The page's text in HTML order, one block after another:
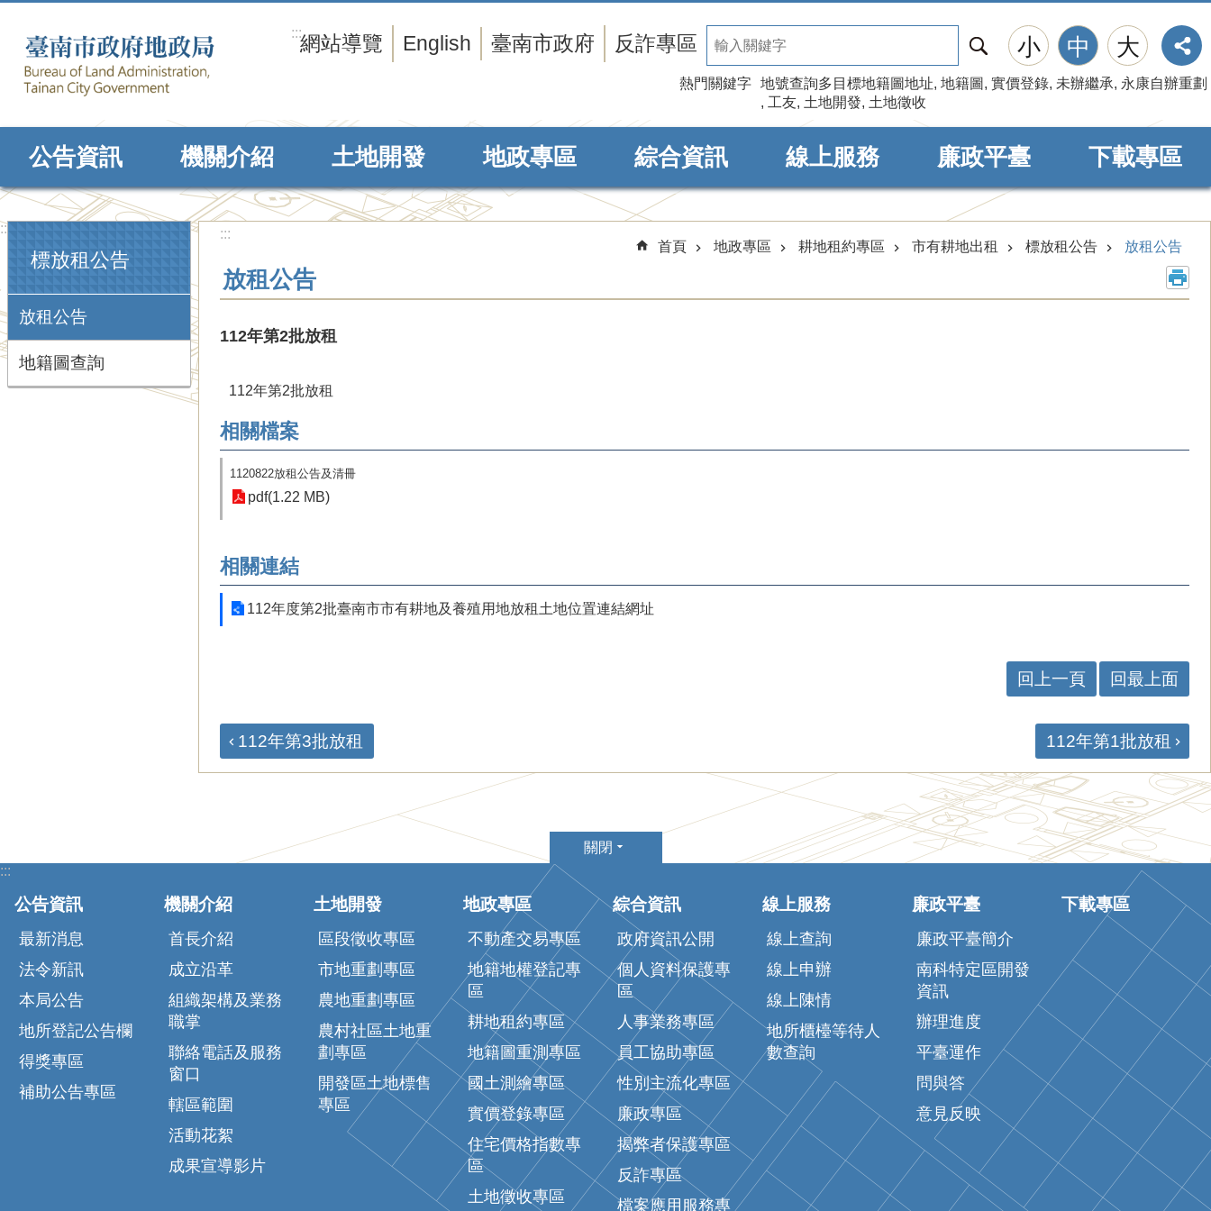
:::網站導覽 English 臺南市政府 反詐專區
尋
熱門關鍵字 地號查詢多目標地籍圖地址 地籍圖 實價登錄 未辦繼承 永康自辦重劃
工友 土地開發 土地徵收
小 中 大
公告資訊 機關介紹 土地開發 地政專區 綜合資訊 線上服務 廉政平臺 下載專區
:::
標放租公告
放租公告
地籍圖查詢
:::
首頁
地政專區 耕地租約專區 市有耕地出租 標放租公告 放租公告
放租公告
112年第2批放租
112年第2批放租
相關檔案
1120822放租公告及清冊
pdf(1.22 MB)
相關連結
​112年度第2批臺南市市有耕地及養殖用地放租土地位置連結網址
回上一頁 回最上面
112年第3批放租 112年第1批放租
關閉
:::
公告資訊
最新消息
法令新訊
本局公告
地所登記公告欄
得獎專區
補助公告專區
機關介紹
首長介紹
成立沿革
組織架構及業務
職掌
聯絡電話及服務
窗口
轄區範圍
活動花絮
成果宣導影片
土地開發
區段徵收專區
市地重劃專區
農地重劃專區
農村社區土地重
劃專區
開發區土地標售
專區
地政專區
不動產交易專區
地籍地權登記專
區
耕地租約專區
地籍圖重測專區
國土測繪專區
實價登錄專區
住宅價格指數專
區
土地徵收專區
綜合資訊
政府資訊公開
個人資料保護專
區
人事業務專區
員工協助專區
性別主流化專區
廉政專區
揭弊者保護專區
反詐專區
檔案應用服務專
線上服務
線上查詢
線上申辦
線上陳情
地所櫃檯等待人
數查詢
廉政平臺
廉政平臺簡介
南科特定區開發
資訊
辦理進度
平臺運作
問與答
意見反映
下載專區